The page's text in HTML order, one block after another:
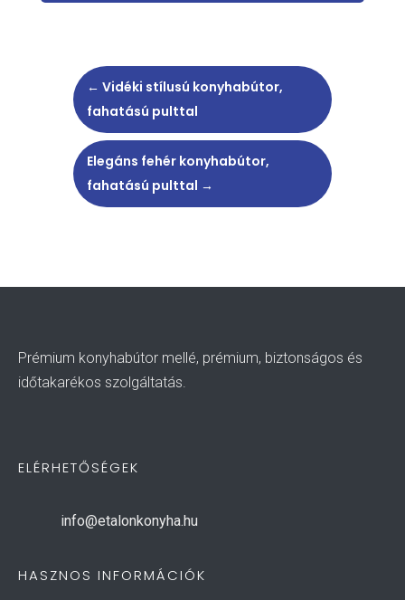
← Vidéki stílusú konyhabútor,
fahatású pulttal
Elegáns fehér konyhabútor,
fahatású pulttal →
Prémium konyhabútor mellé, prémium, biztonságos és
időtakarékos szolgáltatás.
ELÉRHETŐSÉGEK
info@etalonkonyha.hu
HASZNOS INFORMÁCIÓK